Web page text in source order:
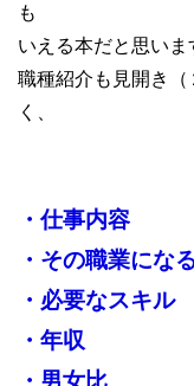
も
いえる本だと思いま
職種紹介も見開き
く、
・仕事内容
・その職業にな
・必要なスキル
・年収
・男女比